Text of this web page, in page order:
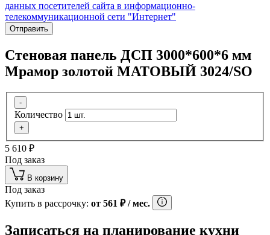
данных посетителей сайта в информационно-
телекоммуникационной сети "Интернет"
Отправить
Стеновая панель ДСП 3000*600*6 мм
Мрамор золотой МАТОВЫЙ 3024/SO
-
Количество
+
5 610 ₽
Под заказ
В корзину
Под заказ
Купить в рассрочку: от 561 ₽/ мес.
Записаться на планирование кухни